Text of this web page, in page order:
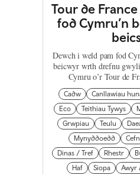
Tour de
fod Cymru’n
Dewch i weld pam fod
beicwyr wrth drefnu
Cymru o’r Tour de
Cadw
Canllawiau
Eco
Teithiau Tywys
Grwpiau
Teulu
Mynyddoedd
Dinas / Tref
Rhestr
Haf
Siopa Awyr